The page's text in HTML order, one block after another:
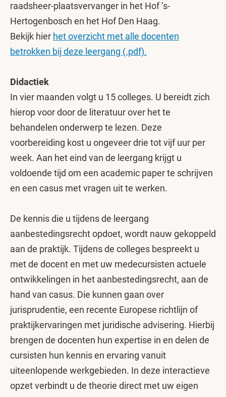
raadsheer-plaatsvervanger in het Hof ’s-
Hertogenbosch en het Hof Den Haag.
Bekijk hier het overzicht met alle docenten
betrokken bij deze leergang (.pdf).
Didactiek
In vier maanden volgt u 15 colleges. U bereidt zich
hierop voor door de literatuur over het te
behandelen onderwerp te lezen. Deze
voorbereiding kost u ongeveer drie tot vijf uur per
week. Aan het eind van de leergang krijgt u
voldoende tijd om een academic paper te schrijven
en een casus met vragen uit te werken.
De kennis die u tijdens de leergang
aanbestedingsrecht opdoet, wordt nauw gekoppeld
aan de praktijk. Tijdens de colleges bespreekt u
met de docent en met uw medecursisten actuele
ontwikkelingen in het aanbestedingsrecht, aan de
hand van casus. Die kunnen gaan over
jurisprudentie, een recente Europese richtlijn of
praktijkervaringen met juridische advisering. Hierbij
brengen de docenten hun expertise in en delen de
cursisten hun kennis en ervaring vanuit
uiteenlopende werkgebieden. In deze interactieve
opzet verbindt u de theorie direct met uw eigen